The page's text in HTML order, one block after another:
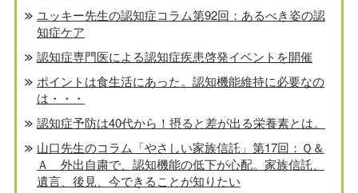
ユッキー先生の認知症コラム第92回：あるべき姿の認
知症ケア
認知症専門医による認知症疾患啓発イベントを開催
ポイントは食生活にあった。認知機能維持に必要なの
は・・・
認知症予防は40代から！摂ると差が出る栄養素とは。
山口先生のコラム「やさしい家族信託」第17回：Ｑ＆
Ａ 外出自粛で、認知機能の低下が心配。家族信託、
遺言、後見、今できることが知りたい